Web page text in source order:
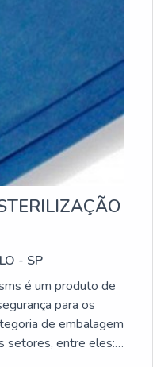
- SP
é um produto de
para os
de embalagem
setores, entre eles: